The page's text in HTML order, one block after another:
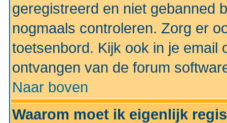
geregistreerd en niet gebanned
nogmaals controleren. Zorg er
toetsenbord. Kijk ook in je email
ontvangen van de forum
Naar boven
Waarom moet ik eigenlijk